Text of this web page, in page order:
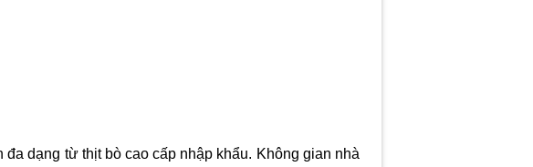
dạng từ thịt bò cao cấp nhập khẩu. Không gian nhà